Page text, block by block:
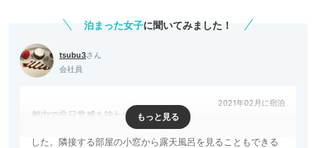
泊まった女子に聞いてみました！
tsubu3
会社員
2021年02月に宿泊
都内で非日常感を味わいたくて利用
2人一緒に入れるほどの露天風呂付きで、非日常感を味わえま
した。隣接する部屋の小窓から露天風呂を見ることもできる